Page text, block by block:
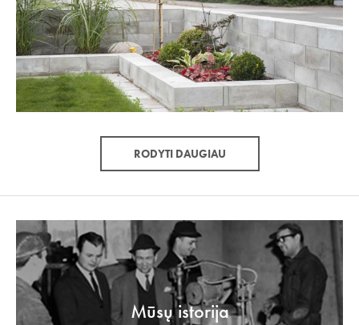
RODYTI DAUGIAU
Mūsų istorija